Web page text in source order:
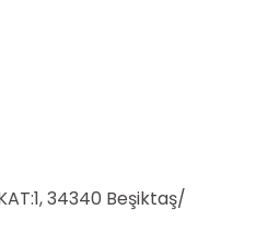
34340 Beşiktaş/